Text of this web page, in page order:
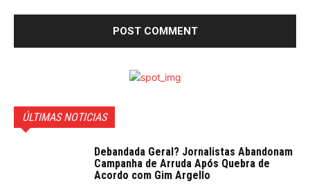
ÚLTIMAS NOTICIAS
Debandada Geral? Jornalistas Abandonam
Campanha de Arruda Após Quebra de
Acordo com Gim Argello